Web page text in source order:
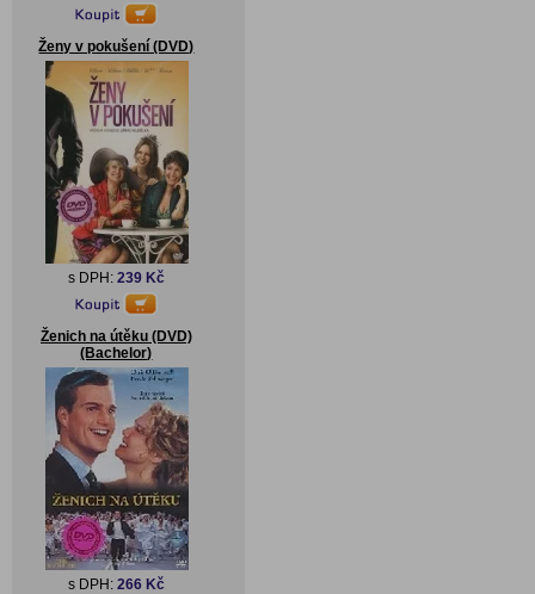
Ženy v pokušení (DVD)
s DPH: 239 Kč
Ženich na útěku (DVD)
(Bachelor)
s DPH: 266 Kč